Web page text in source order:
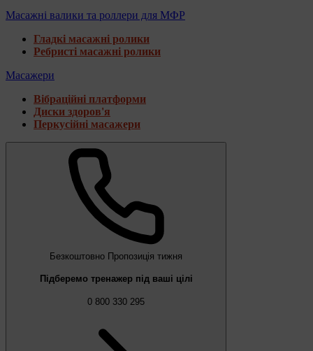
Масажні валики та роллери для МФР
Гладкі масажні ролики
Ребристі масажні ролики
Масажери
Вібраційні платформи
Диски здоров'я
Перкусійні масажери
Безкоштовно Пропозиція тижня
Підберемо тренажер під ваші цілі
0 800 330 295